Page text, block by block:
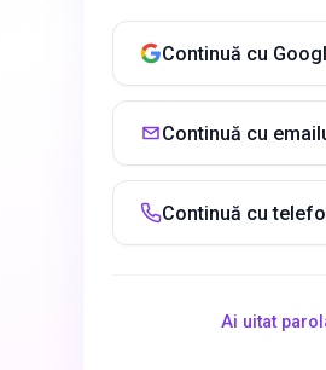
Continuă cu
Continuă cu
Continuă cu
Ai uitat